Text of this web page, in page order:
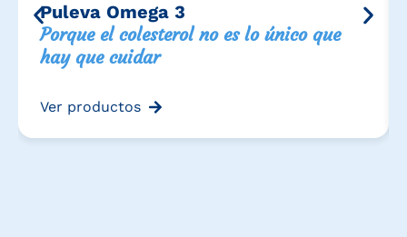
Puleva Omega 3
Porque el colesterol no es lo único que
hay que cuidar
Ver productos